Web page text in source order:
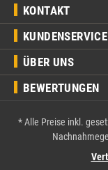
KONTAKT
KUNDENSERVICE
ÜBER UNS
BEWERTUNGEN
* Alle Preise inkl.